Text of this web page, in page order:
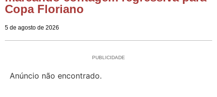
Copa Floriano
5 de agosto de 2026
PUBLICIDADE
Anúncio não encontrado.